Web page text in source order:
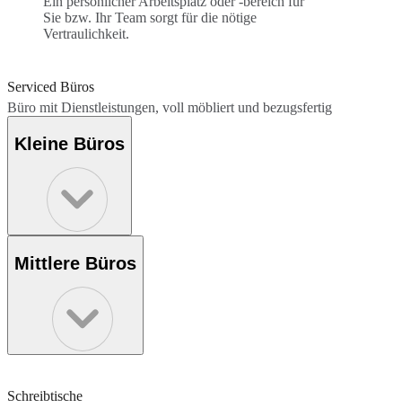
Sie bzw. Ihr Team sorgt für die nötige
Vertraulichkeit.
Serviced Büros
Büro mit Dienstleistungen, voll möbliert und bezugsfertig
Kleine Büros
Mittlere Büros
Schreibtische